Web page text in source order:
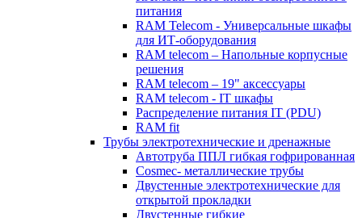
питания
RAM Telecom - Универсальные шкафы
для ИТ-оборудования
RAM telecom – Напольные корпусные
решения
RAM telecom – 19" аксессуары
RAM telecom - IT шкафы
Распределение питания IT (PDU)
RAM fit
Трубы электротехнические и дренажные
Автотруба ППЛ гибкая гофрированная
Cosmec- металлические трубы
Двустенные электротехнические для
открытой прокладки
Двустенные гибкие